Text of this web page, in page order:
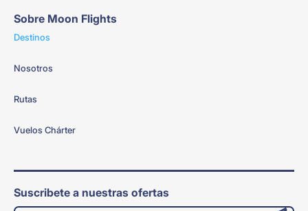
Sobre Moon Flights
Destinos
Nosotros
Rutas
Vuelos Chárter
Suscribete a nuestras ofertas